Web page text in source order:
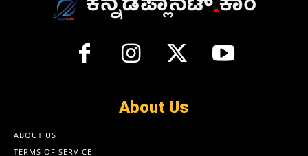
About Us
ABOUT US
TERMS OF SERVICE